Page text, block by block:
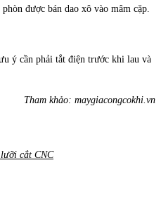
được bán dao xô vào mâm cặp.
ý cần phải tắt điện trước khi lau và
Tham khảo: maygiacongcokhi.vn
cắt CNC